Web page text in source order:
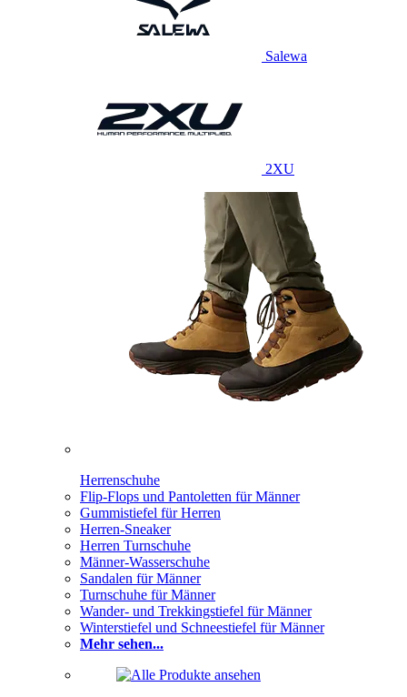
Salewa
2XU
Herrenschuhe
Flip-Flops und Pantoletten für Männer
Gummistiefel für Herren
Herren-Sneaker
Herren Turnschuhe
Männer-Wasserschuhe
Sandalen für Männer
Turnschuhe für Männer
Wander- und Trekkingstiefel für Männer
Winterstiefel und Schneestiefel für Männer
Mehr sehen...